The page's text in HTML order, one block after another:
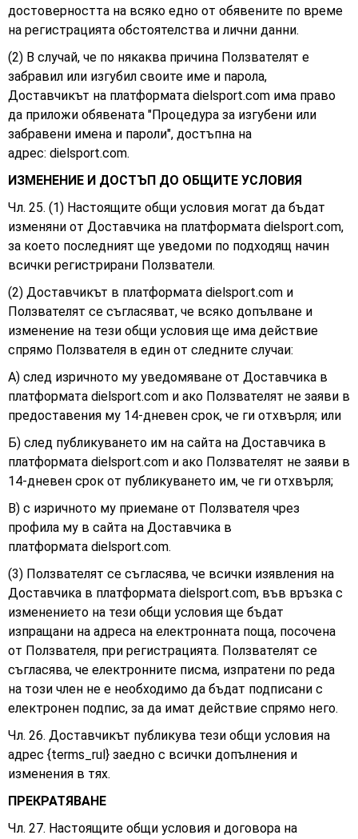
достоверността на всяко едно от обявените по време
на регистрацията обстоятелства и лични данни.
(2) В случай, че по някаква причина Ползвателят е
забравил или изгубил своите име и парола,
Доставчикът на платформата dielsport.com има право
да приложи обявената "Процедура за изгубени или
забравени имена и пароли", достъпна на
адрес: dielsport.com.
ИЗМЕНЕНИЕ И ДОСТЪП ДО ОБЩИТЕ УСЛОВИЯ
Чл. 25. (1) Настоящите общи условия могат да бъдат
изменяни от Доставчика на платформата dielsport.com,
за което последният ще уведоми по подходящ начин
всички регистрирани Ползватели.
(2) Доставчикът в платформата dielsport.com и
Ползвателят се съгласяват, че всяко допълване и
изменение на тези общи условия ще има действие
спрямо Ползвателя в един от следните случаи:
А) след изричното му уведомяване от Доставчика в
платформата dielsport.com и ако Ползвателят не заяви в
предоставения му 14-дневен срок, че ги отхвърля; или
Б) след публикуването им на сайта на Доставчика в
платформата dielsport.com и ако Ползвателят не заяви в
14-дневен срок от публикуването им, че ги отхвърля;
В) с изричното му приемане от Ползвателя чрез
профила му в сайта на Доставчика в
платформата dielsport.com.
(3) Ползвателят се съгласява, че всички изявления на
Доставчика в платформата dielsport.com, във връзка с
изменението на тези общи условия ще бъдат
изпращани на адреса на електронната поща, посочена
от Ползвателя, при регистрацията. Ползвателят се
съгласява, че електронните писма, изпратени по реда
на този член не е необходимо да бъдат подписани с
електронен подпис, за да имат действие спрямо него.
Чл. 26. Доставчикът публикува тези общи условия на
адрес {terms_rul} заедно с всички допълнения и
изменения в тях.
ПРЕКРАТЯВАНЕ
Чл. 27. Настоящите общи условия и договора на